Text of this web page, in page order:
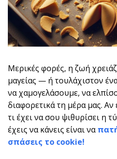
Μερικές φορές, η ζωή
μαγείας — ή τουλάχιστον
να χαμογελάσουμε, να
διαφορετικά τη μέρα μας. Αν
τι έχει να σου ψιθυρίσει η
έχεις να κάνεις είναι να
σπάσεις το cookie!